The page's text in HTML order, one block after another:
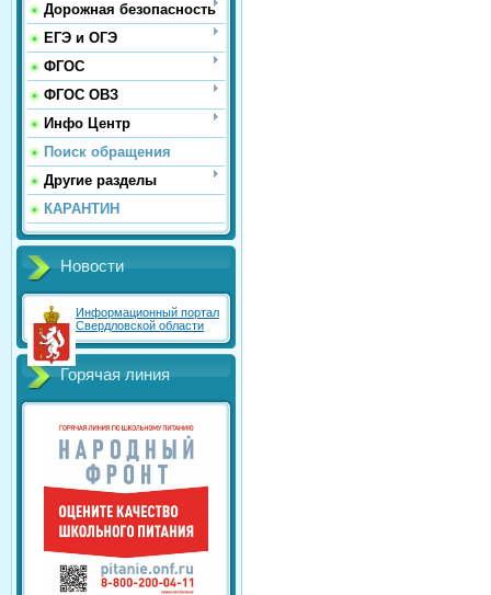
Дорожная безопасность
ЕГЭ и ОГЭ
ФГОС
ФГОС ОВЗ
Инфо Центр
Поиск обращения
Другие разделы
КАРАНТИН
Новости
Информационный портал
Свердловской области
Горячая линия